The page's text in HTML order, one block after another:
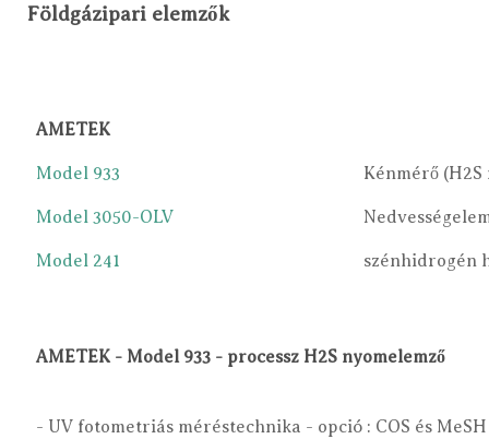
Földgázipari elemzők
AMETEK
Model 933 Kénmérő (H2S
Model 3050-OLV
Model 241 szénhidrogén
AMETEK - Model 933 - processz H2S nyomelemző
- UV fotometriás méréstechnika - opció : COS és